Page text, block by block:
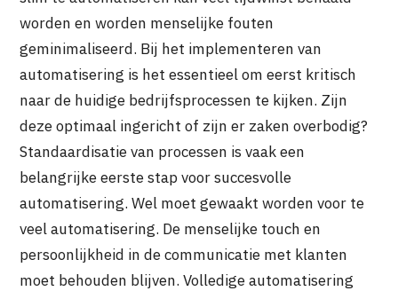
worden en worden menselijke fouten
geminimaliseerd. Bij het implementeren van
automatisering is het essentieel om eerst kritisch
naar de huidige bedrijfsprocessen te kijken. Zijn
deze optimaal ingericht of zijn er zaken overbodig?
Standaardisatie van processen is vaak een
belangrijke eerste stap voor succesvolle
automatisering. Wel moet gewaakt worden voor te
veel automatisering. De menselijke touch en
persoonlijkheid in de communicatie met klanten
moet behouden blijven. Volledige automatisering